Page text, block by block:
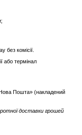
без комісії.
або термінал
Пошта» (накладений
доставки грошей